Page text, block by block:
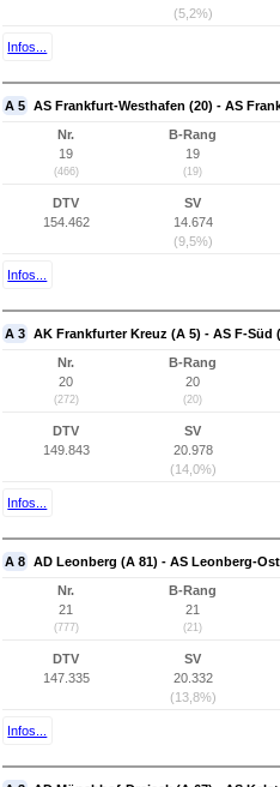
(5,2%)
Infos...
A 5 AS Frankfurt-Westhafen (20) - AS
Nr.
19
(466)
B-Rang
19
(19)
DTV
154.462
SV
14.674
(9,5%)
Infos...
A 3 AK Frankfurter Kreuz (A 5) - AS F-Süd
Nr.
20
(272)
B-Rang
20
(20)
DTV
149.843
SV
20.978
(14,0%)
Infos...
A 8 AD Leonberg (A 81) - AS Leonberg-
Nr.
21
(777)
B-Rang
21
(21)
DTV
147.335
SV
20.332
(13,8%)
Infos...